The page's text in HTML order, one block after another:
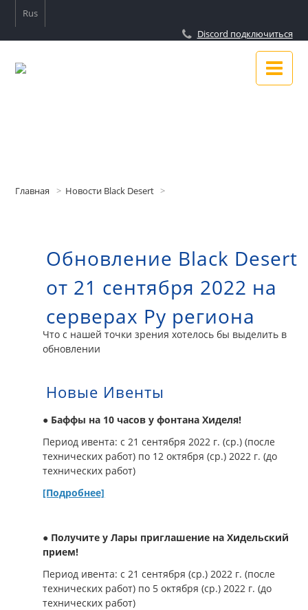
Rus
Discord подключиться
О сайте
Главная Новости Black Desert
Обновление Black Desert
от 21 сентября 2022 на
серверах Ру региона
Что с нашей точки зрения хотелось бы выделить в
обновлении
Новые Ивенты
● Баффы на 10 часов у фонтана Хиделя!
Период ивента: c 21 сентября 2022 г. (ср.) (после
технических работ) по 12 октября (ср.) 2022 г. (до
технических работ)
[Подробнее]
● Получите у Лары приглашение на Хидельский
прием!
Период ивента: c 21 сентября (ср.) 2022 г. (после
технических работ) по 5 октября (ср.) 2022 г. (до
технических работ)